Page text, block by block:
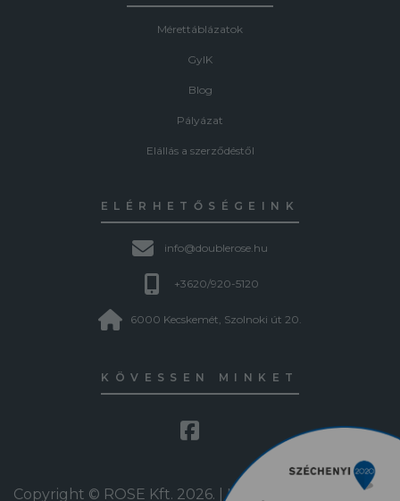
Mérettáblázatok
GyIK
Blog
Pályázat
Elállás a szerződéstől
ELÉRHETŐSÉGEINK
info@doublerose.hu
+3620/920-5120
6000 Kecskemét, Szolnoki út 20.
KÖVESSEN MINKET
Copyright © ROSE Kft. 2026. | Minden jog fenntartva